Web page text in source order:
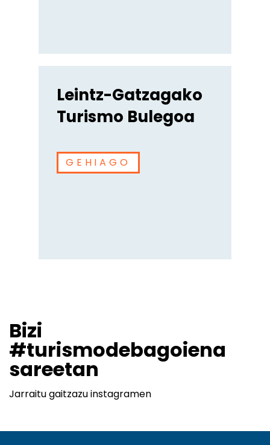
Leintz-Gatzagako
Turismo Bulegoa
GEHIAGO
Bizi
#turismodebagoiena
sareetan
Jarraitu gaitzazu instagramen